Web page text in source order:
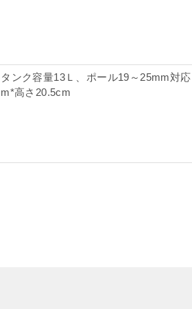
タンク容量13Ｌ、ポール19～25mm対
m*高さ20.5cm